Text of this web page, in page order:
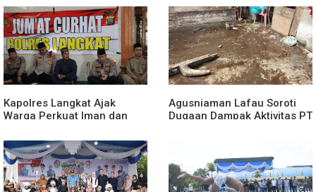
Putih kepada Nelayan
Narkotika, Tindak Pidana
Kriminal, dan Kekerasan
Seksual terhadap Anak
Kapolres Langkat Ajak
Warga Perkuat Iman dan
Safari Jumat Curhat
Agusniaman Lafau Soroti
Dugaan Dampak Aktivitas PT